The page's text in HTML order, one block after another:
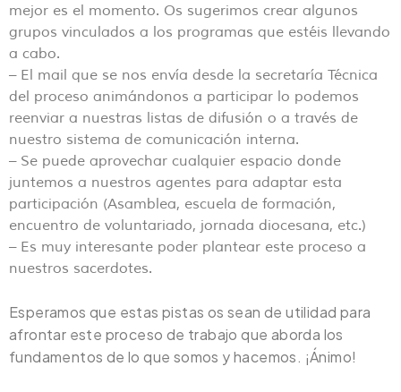
mejor es el momento. Os sugerimos crear algunos
grupos vinculados a los programas que estéis llevando
a cabo.
– El mail que se nos envía desde la secretaría Técnica
del proceso animándonos a participar lo podemos
reenviar a nuestras listas de difusión o a través de
nuestro sistema de comunicación interna.
– Se puede aprovechar cualquier espacio donde
juntemos a nuestros agentes para adaptar esta
participación (Asamblea, escuela de formación,
encuentro de voluntariado, jornada diocesana, etc.)
– Es muy interesante poder plantear este proceso a
nuestros sacerdotes.
Esperamos que estas pistas os sean de utilidad para
afrontar este proceso de trabajo que aborda los
fundamentos de lo que somos y hacemos. ¡Ánimo!